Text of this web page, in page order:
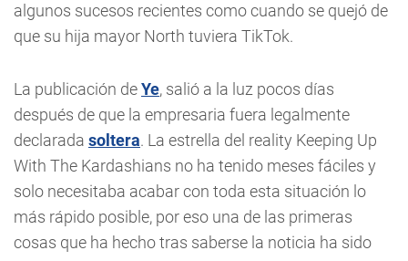
algunos sucesos recientes como cuando se quejó de
que su hija mayor North tuviera TikTok.
La publicación deYe, salió a la luz pocos días
después de que la empresaria fuera legalmente
declarada soltera. La estrella del reality Keeping Up
With The Kardashians no ha tenido meses fáciles y
solo necesitaba acabar con toda esta situación lo
más rápido posible, por eso una de las primeras
cosas que ha hecho tras saberse la noticia ha sido